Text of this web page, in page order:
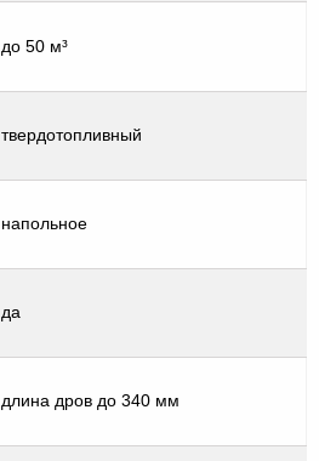
до 50 м³
твердотопливный
напольное
да
длина дров до 340 мм